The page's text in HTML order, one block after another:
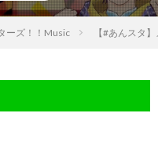
ーズ！！Music 【#あんスタ